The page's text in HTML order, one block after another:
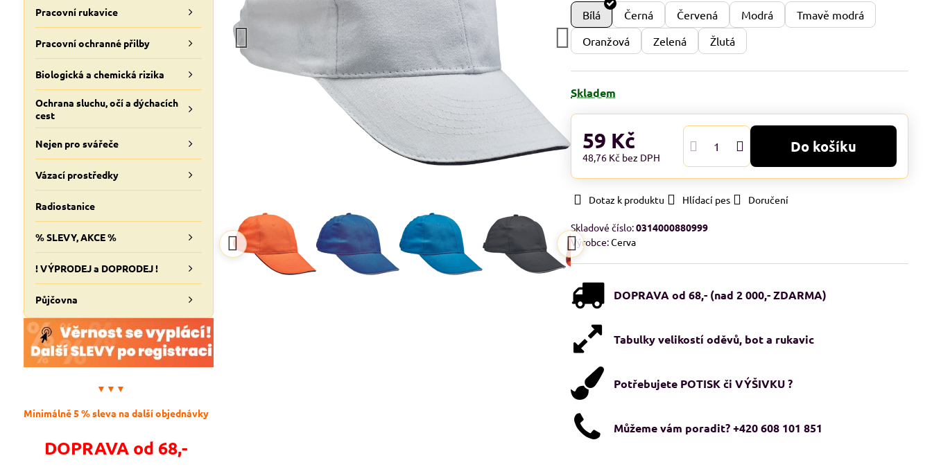
Bílá Černá Červená Modrá
Tmavě modrá
Oranžová
Zelená Žlutá
Skladem
59 Kč
48,76 Kč bez DPH
Do košíku
Dotaz k produktu Hlídací pes Doručení
Skladové číslo:0314000880999
Výrobce:Cerva
DOPRAVA od 68,- (nad 2 000,- ZDARMA)
Tabulky velikostí oděvů, bot a rukavic
Potřebujete POTISK či VÝŠIVKU ?
Můžeme vám poradit? +420 608 101 851
Pracovní rukavice
Pracovní ochranné přilby
Biologická a chemická rizika
Ochrana sluchu, očí a dýchacích
cest
Nejen pro svářeče
Vázací prostředky
Radiostanice
% SLEVY, AKCE %
! VÝPRODEJ a DOPRODEJ !
Půjčovna
▼▼▼
Minimálně 5 % sleva na další objednávky
DOPRAVA od 68,-